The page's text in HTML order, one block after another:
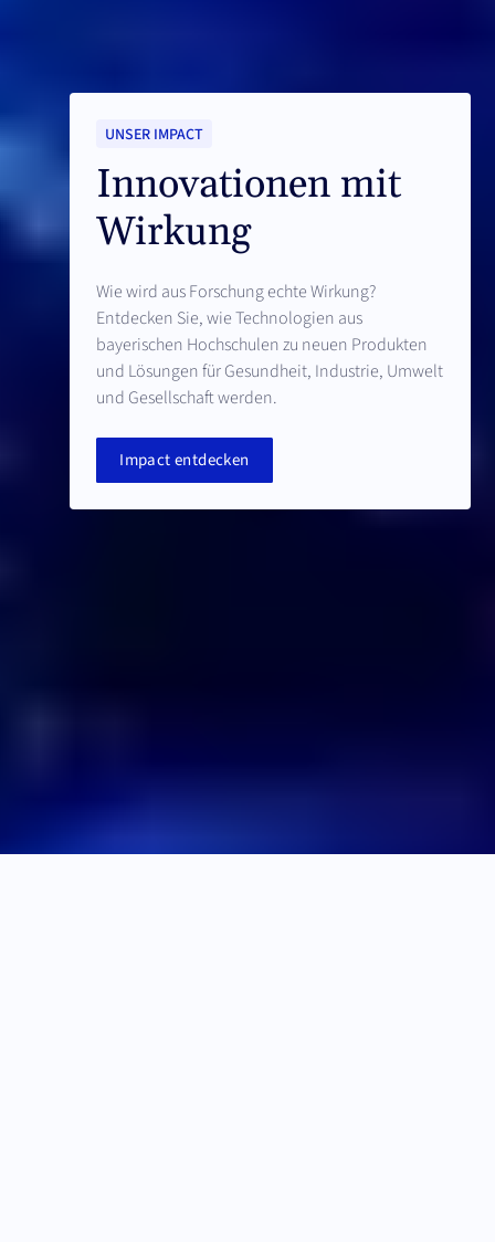
UNSER IMPACT
Innovationen mit
Wirkung
Wie wird aus Forschung echte Wirkung?
Entdecken Sie, wie Technologien aus
bayerischen Hochschulen zu neuen Produkten
und Lösungen für Gesundheit, Industrie, Umwelt
und Gesellschaft werden.
Impact entdecken